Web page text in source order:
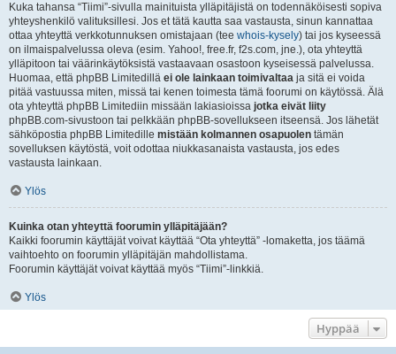
Kuka tahansa “Tiimi”-sivulla mainituista ylläpitäjistä on todennäköisesti sopiva
yhteyshenkilö valituksillesi. Jos et tätä kautta saa vastausta, sinun kannattaa
ottaa yhteyttä verkkotunnuksen omistajaan (tee whois-kysely) tai jos kyseessä
on ilmaispalvelussa oleva (esim. Yahoo!, free.fr, f2s.com, jne.), ota yhteyttä
ylläpitoon tai väärinkäytöksistä vastaavaan osastoon kyseisessä palvelussa.
Huomaa, että phpBB Limitedillä ei ole lainkaan toimivaltaa ja sitä ei voida
pitää vastuussa miten, missä tai kenen toimesta tämä foorumi on käytössä. Älä
ota yhteyttä phpBB Limitediin missään lakiasioissa jotka eivät liity
phpBB.com-sivustoon tai pelkkään phpBB-sovellukseen itseensä. Jos lähetät
sähköpostia phpBB Limitedille mistään kolmannen osapuolen tämän
sovelluksen käytöstä, voit odottaa niukkasanaista vastausta, jos edes
vastausta lainkaan.
Ylös
Kuinka otan yhteyttä foorumin ylläpitäjään?
Kaikki foorumin käyttäjät voivat käyttää “Ota yhteyttä” -lomaketta, jos täämä
vaihtoehto on foorumin ylläpitäjän mahdollistama.
Foorumin käyttäjät voivat käyttää myös “Tiimi”-linkkiä.
Ylös
Hyppää